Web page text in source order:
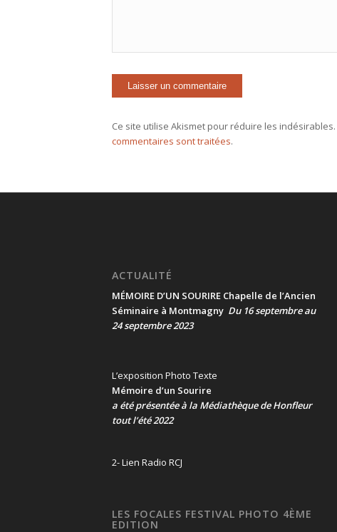
Ce site utilise Akismet pour réduire les indésirables.
commentaires sont traitées.
ACTUALITÉ
MÉMOIRE D’UN SOURIRE Chapelle de l’Ancien
Séminaire à Montmagny Du 16 septembre au
24 septembre 2023
L’exposition Photo Texte
Mémoire d’un Sourire
a été présentéeà la Médiathèque de Honfleur
tout l’été 2022
2- Lien Radio RCJ
LES FOCALES FESTIVAL PHOTO 4ÈME
EDITION